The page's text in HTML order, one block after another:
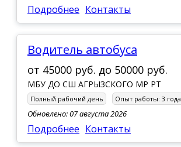
Подробнее Контакты
Водитель автобуса
от 45000 руб. до 50000 руб.
МБУ ДО СШ АГРЫЗСКОГО МР РТ
Полный рабочий день Опыт работы: 3 года
Обновлено: 07 августа 2026
Подробнее Контакты